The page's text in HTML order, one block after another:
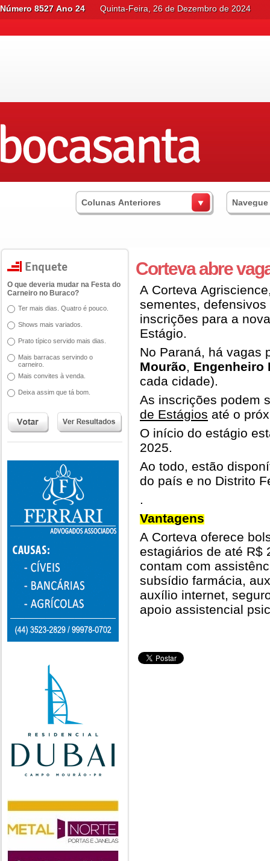
Número 8527 Ano 24 Quinta-Feira, 26 de Dezembro de 2024
Colunas Anteriores
O que deveria mudar na Festa do
Carneiro no Buraco?
Ter mais dias. Quatro é pouco.
Shows mais variados.
Prato típico servido mais dias.
Mais barracas servindo o
carneiro.
Mais convites à venda.
Deixa assim que tá bom.
Corteva abre
A Corteva
sementes,
inscrições para a
Estágio.
No Paraná, há vagas
Mourão, Engenheiro
cada cidade).
As inscrições podem
de Estágios até o
O início do estágio
2025.
Ao todo, estão
do país e no Distrito
.
Vantagens
A Corteva oferece
estagiários de até R$
contam com
subsídio farmácia,
auxílio internet,
apoio assistencial